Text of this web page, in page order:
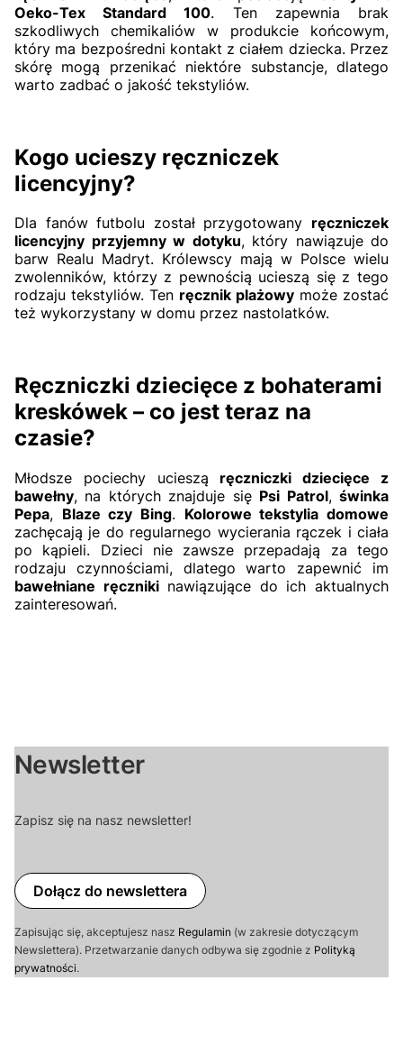
Oeko-Tex Standard 100. Ten zapewnia brak
szkodliwych chemikaliów w produkcie końcowym,
który ma bezpośredni kontakt z ciałem dziecka. Przez
skórę mogą przenikać niektóre substancje, dlatego
warto zadbać o jakość tekstyliów.
Kogo ucieszy ręczniczek
licencyjny?
Dla fanów futbolu został przygotowany ręczniczek
licencyjny przyjemny w dotyku, który nawiązuje do
barw Realu Madryt. Królewscy mają w Polsce wielu
zwolenników, którzy z pewnością ucieszą się z tego
rodzaju tekstyliów. Ten ręcznik plażowy może zostać
też wykorzystany w domu przez nastolatków.
Ręczniczki dziecięce z bohaterami
kreskówek – co jest teraz na
czasie?
Młodsze pociechy ucieszą ręczniczki dziecięce z
bawełny, na których znajduje się Psi Patrol,świnka
Pepa, Blaze czy Bing. Kolorowe tekstylia domowe
zachęcają je do regularnego wycierania rączek i ciała
po kąpieli. Dzieci nie zawsze przepadają za tego
rodzaju czynnościami, dlatego warto zapewnić im
bawełniane ręcznikinawiązujące do ich aktualnych
zainteresowań.
Newsletter
Zapisz się na nasz newsletter!
Dołącz do newslettera
Zapisując się, akceptujesz nasz Regulamin (w zakresie dotyczącym
Newslettera). Przetwarzanie danych odbywa się zgodnie z Polityką
prywatności.